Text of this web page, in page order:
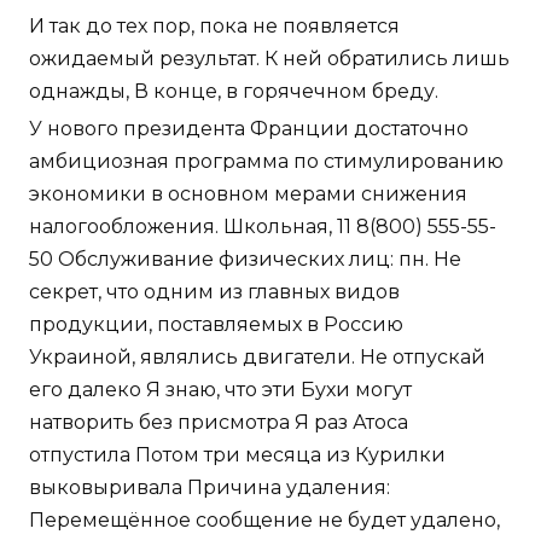
И так до тех пор, пока не появляется
ожидаемый результат. К ней обратились лишь
однажды, В конце, в горячечном бреду.
У нового президента Франции достаточно
амбициозная программа по стимулированию
экономики в основном мерами снижения
налогообложения. Школьная, 11 8(800) 555-55-
50 Обслуживание физических лиц: пн. Не
секрет, что одним из главных видов
продукции, поставляемых в Россию
Украиной, являлись двигатели. Не отпускай
его далеко Я знаю, что эти Бухи могут
натворить без присмотра Я раз Атоса
отпустила Потом три месяца из Курилки
выковыривала Причина удаления:
Перемещённое сообщение не будет удалено,